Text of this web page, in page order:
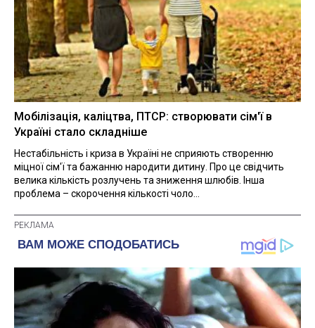
Мобілізація, каліцтва, ПТСР: створювати сім'ї в
Україні стало складніше
Нестабільність і криза в Україні не сприяють створенню
міцної сім'ї та бажанню народити дитину. Про це свідчить
велика кількість розлучень та зниження шлюбів. Інша
проблема – скорочення кількості чоло...